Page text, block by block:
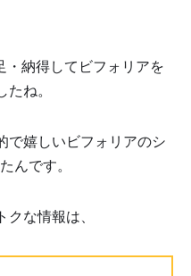
納得してビフォリアを
ね。
で嬉しいビフォリアのシ
んです。
な情報は、